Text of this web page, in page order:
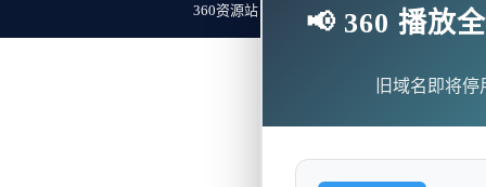
360资源站 Copyright ©2018-2023 All Rights
📢 360 播放
旧域名即将